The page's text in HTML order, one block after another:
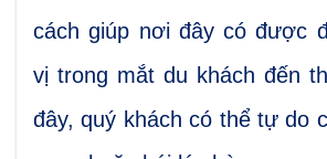
cách giúp nơi đây có được
vị trong mắt du khách đến
đây, quý khách có thể tự do